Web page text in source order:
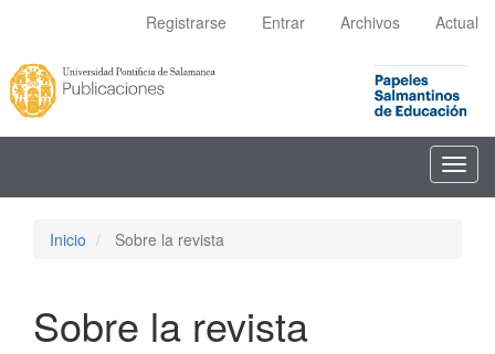
principal
Barra
lateral
Registrarse Entrar Archivos Actual
Inicio Sobre la revista
Sobre la revista